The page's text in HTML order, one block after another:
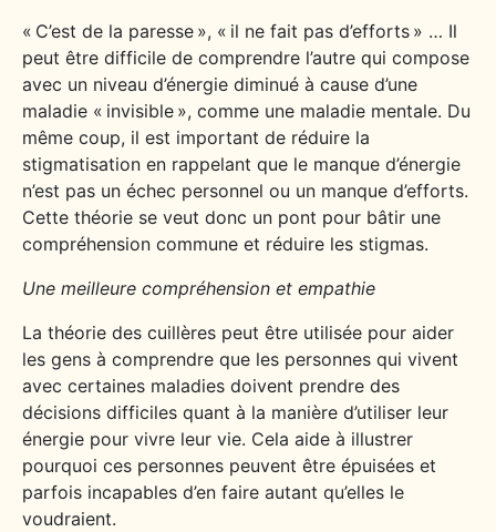
« C’est de la paresse », « il ne fait pas d’efforts » … Il
peut être difficile de comprendre l’autre qui compose
avec un niveau d’énergie diminué à cause d’une
maladie « invisible », comme une maladie mentale. Du
même coup, il est important de réduire la
stigmatisation en rappelant que le manque d’énergie
n’est pas un échec personnel ou un manque d’efforts.
Cette théorie se veut donc un pont pour bâtir une
compréhension commune et réduire les stigmas.
Une meilleure compréhension et empathie
La théorie des cuillères peut être utilisée pour aider
les gens à comprendre que les personnes qui vivent
avec certaines maladies doivent prendre des
décisions difficiles quant à la manière d’utiliser leur
énergie pour vivre leur vie. Cela aide à illustrer
pourquoi ces personnes peuvent être épuisées et
parfois incapables d’en faire autant qu’elles le
voudraient.